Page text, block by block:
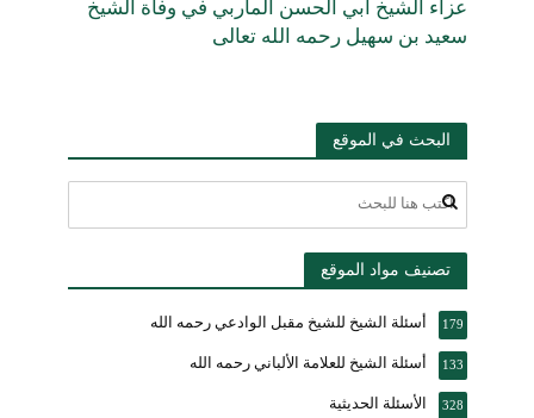
عزاء الشيخ أبي الحسن المأربي في وفاة الشيخ
سعيد بن سهيل رحمه الله تعالى
البحث في الموقع
تصنيف مواد الموقع
أسئلة الشيخ للشيخ مقبل الوادعي رحمه الله 179
أسئلة الشيخ للعلامة الألباني رحمه الله 133
الأسئلة الحديثية 328